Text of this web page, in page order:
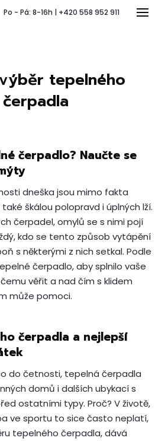
Menu
Po - Pá: 8-16h | +420 558 952 911
tepelného
čerpadla
čerpadlo? Naučte se
dneška jsou mimo fakta
škálou polopravd i úplných lží.
čerpadel, omylů se s nimi pojí
kdo se tento způsob vytápění
s některými z nich setkal. Podle
čerpadlo, aby splnilo vaše
věřit a nad čím s klidem
může pomoci.
čerpadla a nejlepší
do četnosti, tepelná čerpadla
domů i dalších ubykací s
ostatními typy. Proč? V životě,
ve sportu to sice často neplatí,
tepelného čerpadla, dává